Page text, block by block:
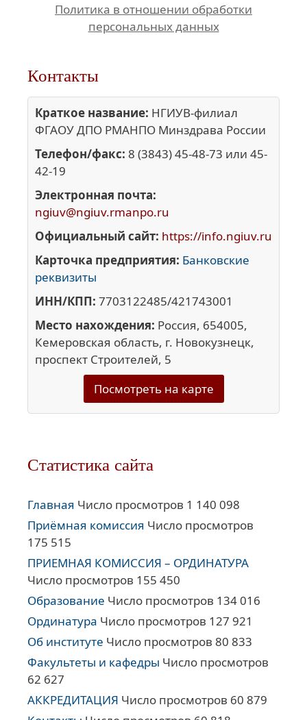
Политика в отношении обработки
персональных данных
Контакты
Краткое название: НГИУВ-филиал
ФГАОУ ДПО РМАНПО Минздрава России
Телефон/факс: 8 (3843) 45-48-73 или 45-
42-19
Электронная почта:
ngiuv@ngiuv.rmanpo.ru
Официальный сайт: https://info.ngiuv.ru
Карточка предприятия: Банковские
реквизиты
ИНН/КПП: 7703122485/421743001
Место нахождения: Россия, 654005,
Кемеровская область, г. Новокузнецк,
проспект Строителей, 5
Посмотреть на карте
Статистика сайта
Главная Число просмотров 1 140 098
Приёмная комиссия Число просмотров
175 515
ПРИЕМНАЯ КОМИССИЯ – ОРДИНАТУРА
Число просмотров 155 450
Образование Число просмотров 134 016
Ординатура Число просмотров 127 921
Об институте Число просмотров 80 833
Факультеты и кафедры Число просмотров
62 627
АККРЕДИТАЦИЯ Число просмотров 60 879